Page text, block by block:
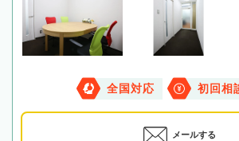
全国対応 初回相
メールする